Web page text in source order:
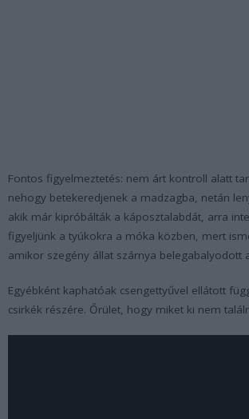
Fontos figyelmeztetés: nem árt kontroll alatt
nehogy betekeredjenek a madzagba, netán
akik már kipróbálták a káposztalabdát, arra
figyeljünk a tyúkokra a móka közben, mert
amikor szegény állat szárnya belegabalyodott
Egyébként kaphatóak csengettyűvel ellátott
csirkék részére. Őrület, hogy miket ki nem